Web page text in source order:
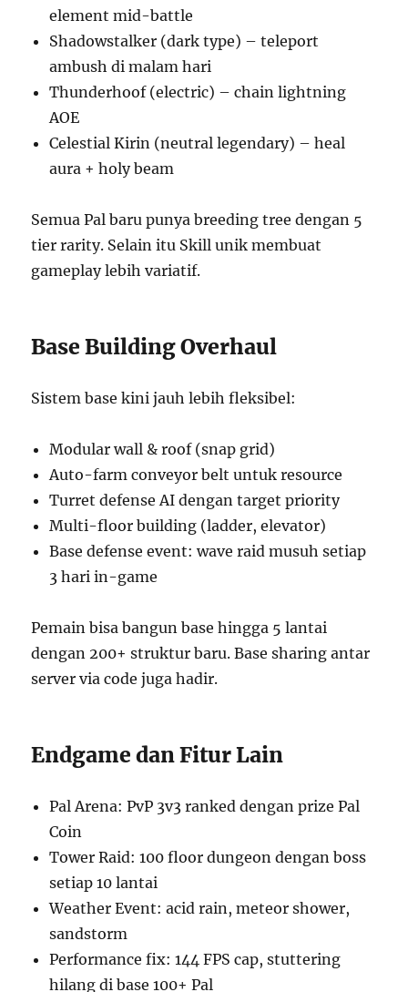
element mid-battle
Shadowstalker (dark type) – teleport
ambush di malam hari
Thunderhoof (electric) – chain lightning
AOE
Celestial Kirin (neutral legendary) – heal
aura + holy beam
Semua Pal baru punya breeding tree dengan 5
tier rarity. Selain itu Skill unik membuat
gameplay lebih variatif.
Base Building Overhaul
Sistem base kini jauh lebih fleksibel:
Modular wall & roof (snap grid)
Auto-farm conveyor belt untuk resource
Turret defense AI dengan target priority
Multi-floor building (ladder, elevator)
Base defense event: wave raid musuh setiap
3 hari in-game
Pemain bisa bangun base hingga 5 lantai
dengan 200+ struktur baru. Base sharing antar
server via code juga hadir.
Endgame dan Fitur Lain
Pal Arena: PvP 3v3 ranked dengan prize Pal
Coin
Tower Raid: 100 floor dungeon dengan boss
setiap 10 lantai
Weather Event: acid rain, meteor shower,
sandstorm
Performance fix: 144 FPS cap, stuttering
hilang di base 100+ Pal